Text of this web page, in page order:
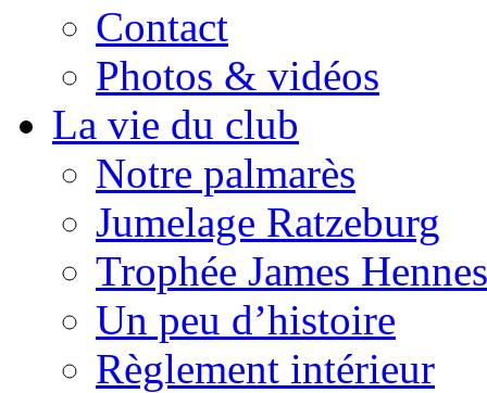
Contact
Photos & vidéos
La vie du club
Notre palmarès
Jumelage Ratzeburg
Trophée James
Un peu d’histoire
Règlement intérieur